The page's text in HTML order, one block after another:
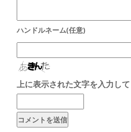
上に表示された文字を入力して